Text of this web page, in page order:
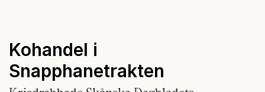
Kohandel i
Snapphanetrakten